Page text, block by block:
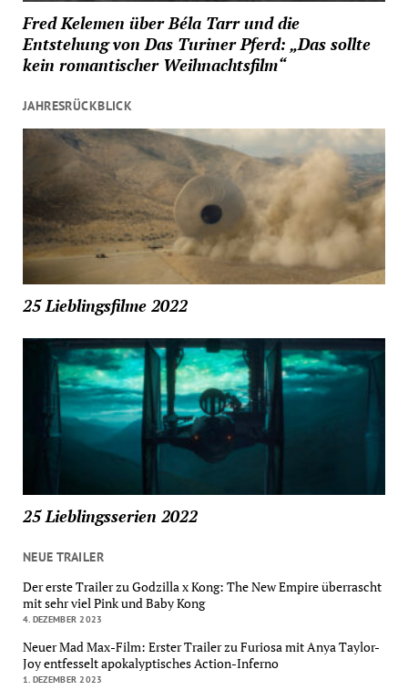
Fred Kelemen über Béla Tarr und die
Entstehung von Das Turiner Pferd: „Das sollte
kein romantischer Weihnachtsfilm“
JAHRESRÜCKBLICK
25 Lieblingsfilme 2022
25 Lieblingsserien 2022
NEUE TRAILER
Der erste Trailer zu Godzilla x Kong: The New Empire überrascht
mit sehr viel Pink und Baby Kong
4. DEZEMBER 2023
Neuer Mad Max-Film: Erster Trailer zu Furiosa mit Anya Taylor-
Joy entfesselt apokalyptisches Action-Inferno
1. DEZEMBER 2023